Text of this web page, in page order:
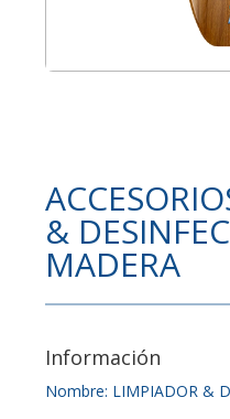
&
MADERA
Información
Nombre: LIMPIADOR &